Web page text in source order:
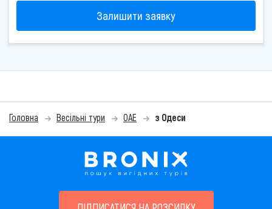
Залишити заявку
Головна Весільні тури ОАЕ з Одеси